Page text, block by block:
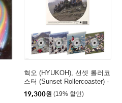
혁오 (HYUKOH), 선셋 롤러코
스터 (Sunset Rollercoaster) -
AAA [4종 중 1종 랜덤발송]
19,300원 (19% 할인)